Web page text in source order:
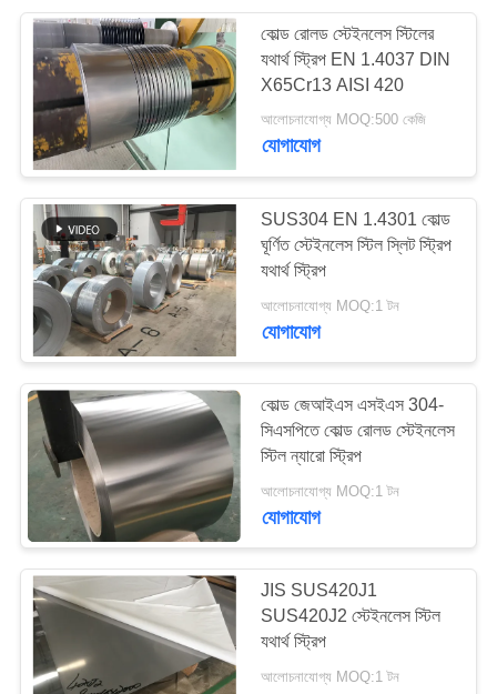
কোল্ড রোলড স্টেইনলেস স্টিলের
যথার্থ স্ট্রিপ EN 1.4037 DIN
X65Cr13 AISI 420
আলোচনাযোগ্য MOQ:500 কেজি
যোগাযোগ
SUS304 EN 1.4301 কোল্ড
ঘূর্ণিত স্টেইনলেস স্টিল স্লিট স্ট্রিপ
যথার্থ স্ট্রিপ
আলোচনাযোগ্য MOQ:1 টন
যোগাযোগ
কোল্ড জেআইএস এসইএস 304-
সিএসপিতে কোল্ড রোলড স্টেইনলেস
স্টিল ন্যারো স্ট্রিপ
আলোচনাযোগ্য MOQ:1 টন
যোগাযোগ
JIS SUS420J1
SUS420J2 স্টেইনলেস স্টিল
যথার্থ স্ট্রিপ
আলোচনাযোগ্য MOQ:1 টন